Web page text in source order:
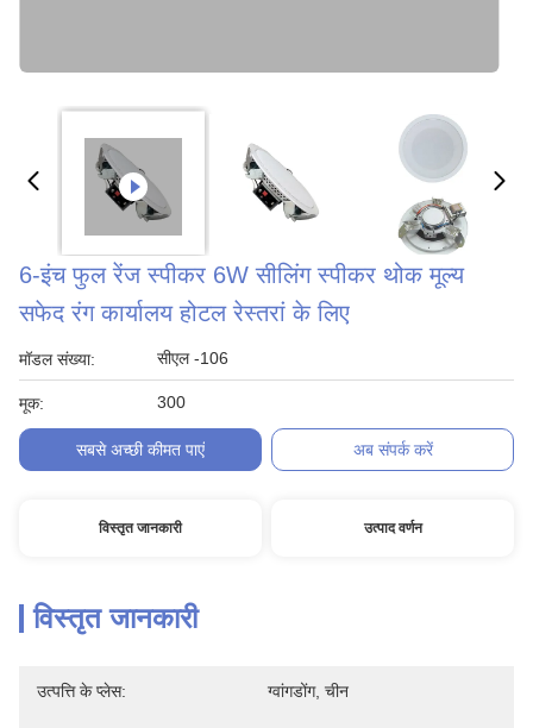
6-इंच फुल रेंज स्पीकर 6W सीलिंग स्पीकर थोक मूल्य
सफेद रंग कार्यालय होटल रेस्तरां के लिए
मॉडल संख्या: सीएल -106
मूक: 300
सबसे अच्छी कीमत पाएं अब संपर्क करें
विस्तृत जानकारी उत्पाद वर्णन
विस्तृत जानकारी
उत्पत्ति के प्लेस: ग्वांगडोंग, चीन